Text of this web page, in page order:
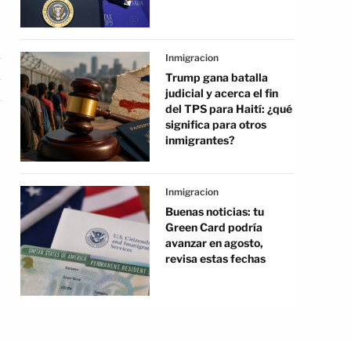
Inmigracion
Trump gana batalla
judicial y acerca el fin
del TPS para Haití: ¿qué
significa para otros
inmigrantes?
Inmigracion
Buenas noticias: tu
Green Card podría
avanzar en agosto,
revisa estas fechas